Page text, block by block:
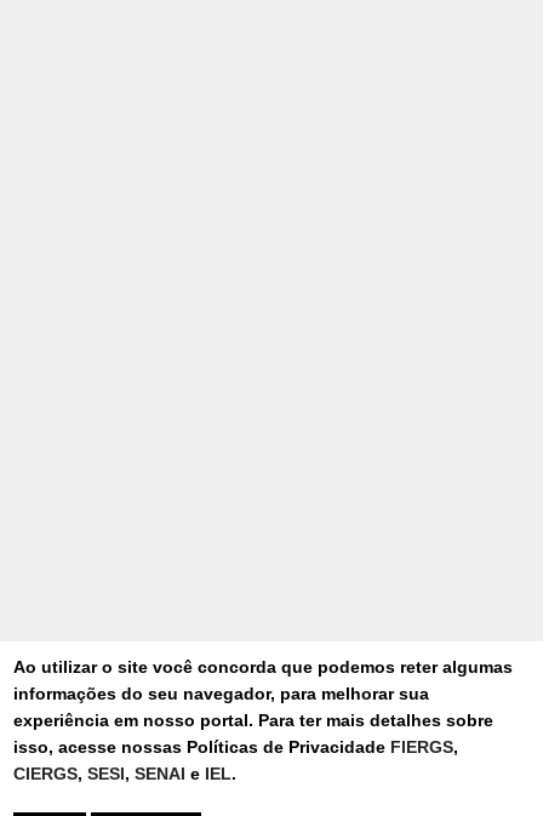
Ao utilizar o site você concorda que podemos reter algumas
informações do seu navegador, para melhorar sua
experiência em nosso portal. Para ter mais detalhes sobre
isso, acesse nossas Políticas de Privacidade FIERGS,
CIERGS,SESI,SENAIe IEL.